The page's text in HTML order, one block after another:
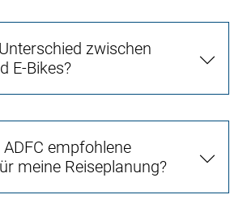
zwischen
E-Bikes?
empfohlene
meine Reiseplanung?